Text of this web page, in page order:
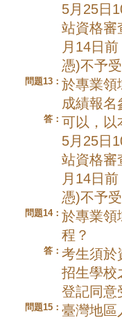
5月25日
站資格審
月14日
憑)不予
問題13： 於專業領
成績報名
答： 可以，以
5月25日
站資格審
月14日
憑)不予
問題14： 於專業領
程？
答： 考生須於
招生學校
登記同意
問題15： 臺灣地區